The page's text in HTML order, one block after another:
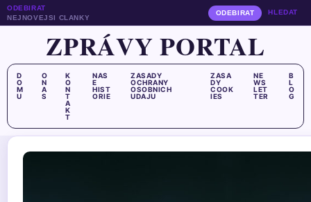
ODEBIRAT
NEJNOVEJSI CLANKY
ODEBIRAT HLEDAT
ZPRÁVY PORTAL
D
O
M
U
O
N
A
S
K
O
N
T
A
K
T
NAS
E
HIST
ORIE
ZASADY
OCHRANY
OSOBNICH
UDAJU
ZASA
DY
COOK
IES
NE
WS
LET
TER
B
L
O
G